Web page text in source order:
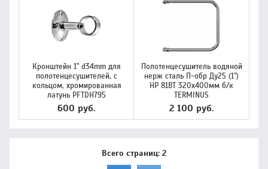
Кронштейн 1" d34mm для
полотенцесушителей, с
кольцом, хромированная
латунь PFTDH795
600 руб.
Полотенцесушитель водяной
нерж сталь П-обр Ду25 (1")
НР 81ВТ 320х400мм б/к
TERMINUS
2 100 руб.
Всего страниц: 2